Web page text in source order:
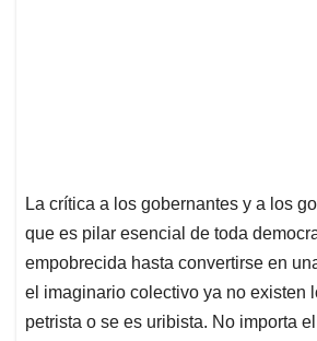
La crítica a los gobernantes y a los
que es pilar esencial de toda
empobrecida hasta convertirse en
el imaginario colectivo ya no existen
petrista o se es uribista. No importa